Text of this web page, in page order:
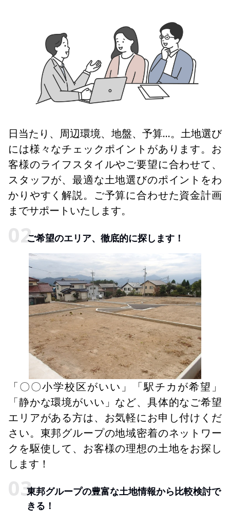
日当たり、周辺環境、地盤、予算…。土地選び
には様々なチェックポイントがあります。お
客様のライフスタイルやご要望に合わせて、
スタッフが、最適な土地選びのポイントをわ
かりやすく解説。ご予算に合わせた資金計画
までサポートいたします。
ご希望のエリア、徹底的に探します！
「〇〇小学校区がいい」「駅チカが希望」
「静かな環境がいい」など、具体的なご希望
エリアがある方は、お気軽にお申し付けくだ
さい。東邦グループの地域密着のネットワー
クを駆使して、お客様の理想の土地をお探し
します！
東邦グループの豊富な土地情報から比較検討で
きる！